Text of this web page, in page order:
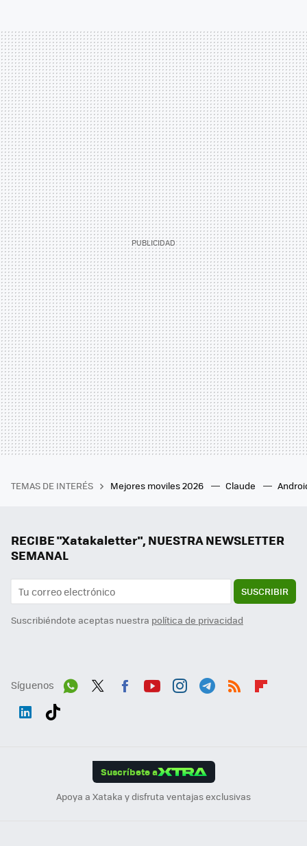
TEMAS DE INTERÉS Mejores moviles 2026 Claude
RECIBE "Xatakaletter", NUESTRA NEWSLETTER
SEMANAL
SUSCRIBIR
Suscribiéndote aceptas nuestra política de privacidad
Síguenos
Suscríbete a
Apoya a Xataka y disfruta ventajas exclusivas